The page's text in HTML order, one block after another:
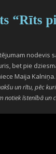
“Rīts
nodevis
bet pie
Maija Kalniņa.
un rītu, pēc
īstenībā un